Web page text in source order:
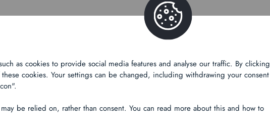
Technical & Legal informations
as cookies to provide social media features and analyse our traffic. By clicking
cookies. Your settings can be changed, including withdrawing your consent
be relied on, rather than consent. You can read more about this and how to